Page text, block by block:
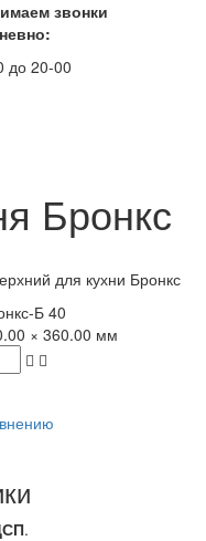
звонки
до 20-00
Бронкс
для кухни Бронкс
Б 40
× 360.00 мм
.